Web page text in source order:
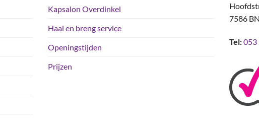
Kapsalon Overdinkel
Haal en breng service
Openingstijden
Prijzen
7586
Tel:053